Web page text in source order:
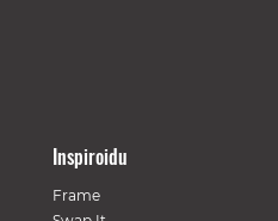
Inspiroidu
Frame